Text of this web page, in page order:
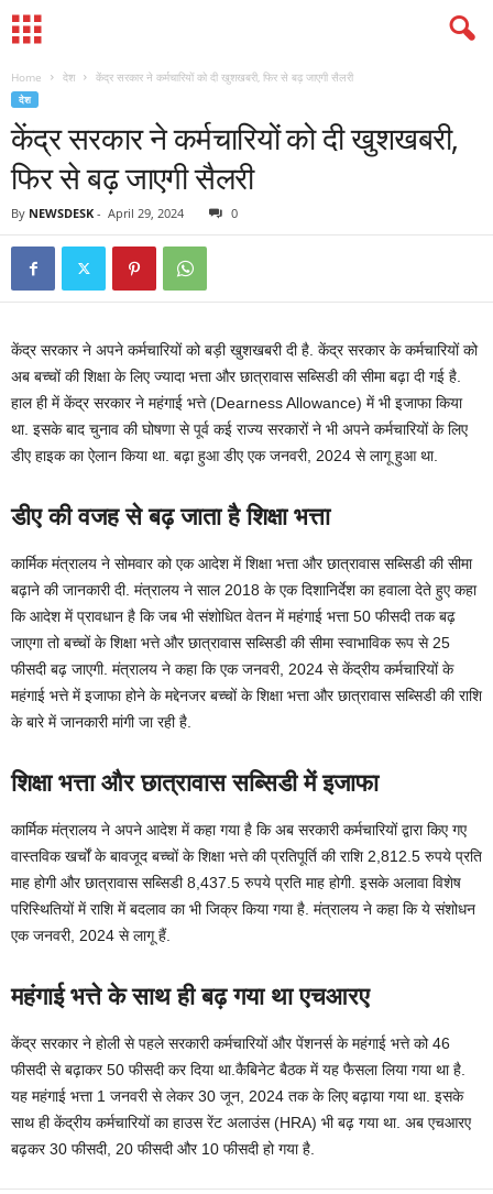
Home देश केंद्र सरकार ने कर्मचारियों को दी खुशखबरी, फिर से बढ़ जाएगी सैलरी
देश
केंद्र सरकार ने कर्मचारियों को दी खुशखबरी,
फिर से बढ़ जाएगी सैलरी
By NEWSDESK - April 29, 2024 0
केंद्र सरकार ने अपने कर्मचारियों को बड़ी खुशखबरी दी है. केंद्र सरकार के कर्मचारियों को
अब बच्चों की शिक्षा के लिए ज्यादा भत्ता और छात्रावास सब्सिडी की सीमा बढ़ा दी गई है.
हाल ही में केंद्र सरकार ने महंगाई भत्ते (Dearness Allowance) में भी इजाफा किया
था. इसके बाद चुनाव की घोषणा से पूर्व कई राज्य सरकारों ने भी अपने कर्मचारियों के लिए
डीए हाइक का ऐलान किया था. बढ़ा हुआ डीए एक जनवरी, 2024 से लागू हुआ था.
डीए की वजह से बढ़ जाता है शिक्षा भत्ता
कार्मिक मंत्रालय ने सोमवार को एक आदेश में शिक्षा भत्ता और छात्रावास सब्सिडी की सीमा
बढ़ाने की जानकारी दी. मंत्रालय ने साल 2018 के एक दिशानिर्देश का हवाला देते हुए कहा
कि आदेश में प्रावधान है कि जब भी संशोधित वेतन में महंगाई भत्ता 50 फीसदी तक बढ़
जाएगा तो बच्चों के शिक्षा भत्ते और छात्रावास सब्सिडी की सीमा स्वाभाविक रूप से 25
फीसदी बढ़ जाएगी. मंत्रालय ने कहा कि एक जनवरी, 2024 से केंद्रीय कर्मचारियों के
महंगाई भत्ते में इजाफा होने के मद्देनजर बच्चों के शिक्षा भत्ता और छात्रावास सब्सिडी की राशि
के बारे में जानकारी मांगी जा रही है.
शिक्षा भत्ता औरछात्रावास सब्सिडी में इजाफा
कार्मिक मंत्रालय ने अपने आदेश में कहा गया है कि अब सरकारी कर्मचारियों द्वारा किए गए
वास्तविक खर्चों के बावजूद बच्चों के शिक्षा भत्ते की प्रतिपूर्ति की राशि 2,812.5 रुपये प्रति
माह होगी और छात्रावास सब्सिडी 8,437.5 रुपये प्रति माह होगी. इसके अलावा विशेष
परिस्थितियों में राशि में बदलाव का भी जिक्र किया गया है. मंत्रालय ने कहा कि ये संशोधन
एक जनवरी, 2024 से लागू हैं.
महंगाई भत्ते के साथ ही बढ़ गया था एचआरए
केंद्र सरकार ने होली से पहले सरकारी कर्मचारियों और पेंशनर्स के महंगाई भत्ते को 46
फीसदी से बढ़ाकर 50 फीसदी कर दिया था.कैबिनेट बैठक में यह फैसला लिया गया था है.
यह महंगाई भत्ता 1 जनवरी से लेकर 30 जून, 2024 तक के लिए बढ़ाया गया था. इसके
साथ ही केंद्रीय कर्मचारियों का हाउस रेंट अलाउंस (HRA) भी बढ़ गया था. अब एचआरए
बढ़कर 30 फीसदी, 20 फीसदी और 10 फीसदी हो गया है.